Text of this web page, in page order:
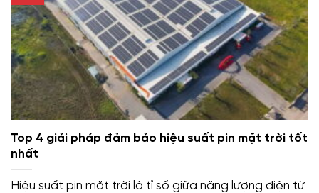
Top 4 giải pháp đảm bảo hiệu suất pin mặt trời tốt
nhất
Hiệu suất pin mặt trời là tỉ số giữa năng lượng điện từ